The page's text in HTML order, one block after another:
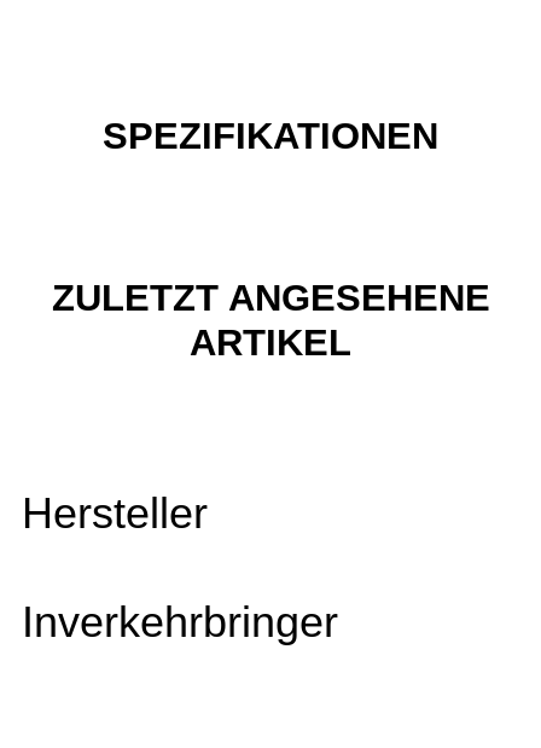
SPEZIFIKATIONEN
ZULETZT ANGESEHENE
ARTIKEL
Hersteller
Inverkehrbringer